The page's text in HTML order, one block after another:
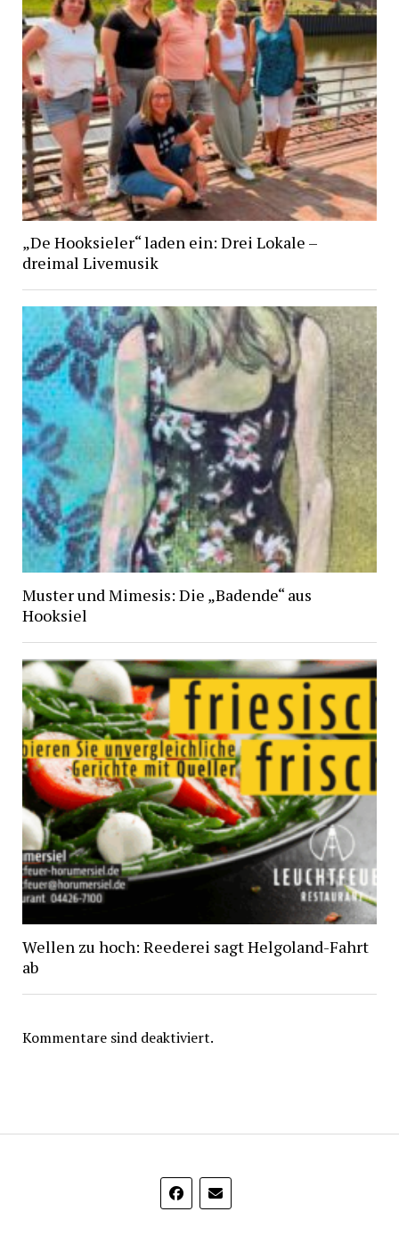
„De Hooksieler“ laden ein: Drei Lokale –
dreimal Livemusik
Muster und Mimesis: Die „Badende“ aus
Hooksiel
Wellen zu hoch: Reederei sagt Helgoland-Fahrt
ab
Kommentare sind deaktiviert.